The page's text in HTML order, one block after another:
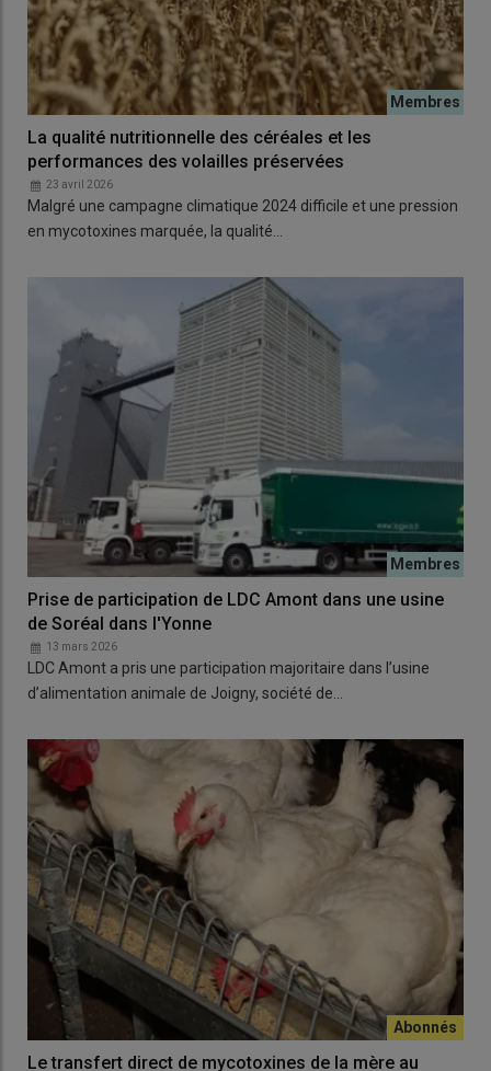
La qualité nutritionnelle des céréales et les
performances des volailles préservées
23 avril 2026
Malgré une campagne climatique 2024 difficile et une pression
en mycotoxines marquée, la qualité…
Prise de participation de LDC Amont dans une usine
de Soréal dans l'Yonne
13 mars 2026
LDC Amont a pris une participation majoritaire dans l’usine
d’alimentation animale de Joigny, société de…
Le transfert direct de mycotoxines de la mère au